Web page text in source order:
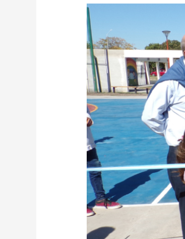
INAUGURACIÓN
DEL
PLAYÓN
MULTIDEPORTIVO
Y
HOMENAJE
A
ÁNGEL
CHOGA
RODRIGUEZ